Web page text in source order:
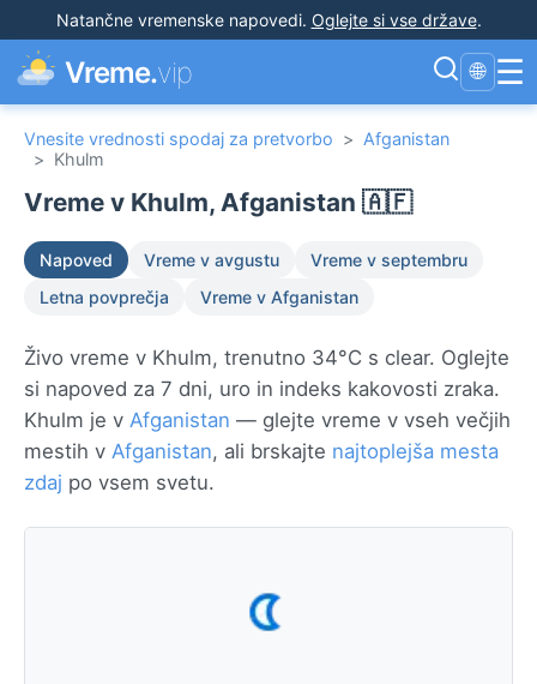
Natančne vremenske napovedi. Oglejte si vse države.
Vreme.vip 🌐 ☰
Vnesite vrednosti spodaj za pretvorbo > Afganistan
> Khulm
Vreme v Khulm, Afganistan 🇦🇫
Napoved Vreme v avgustu
Vreme v septembru
Letna povprečja
Vreme v Afganistan
Živo vreme v Khulm, trenutno 34°C s clear. Oglejte
si napoved za 7 dni, uro in indeks kakovosti zraka.
Khulm je v Afganistan — glejte vreme v vseh večjih
mestih v Afganistan, ali brskajte najtoplejša mesta
zdaj po vsem svetu.